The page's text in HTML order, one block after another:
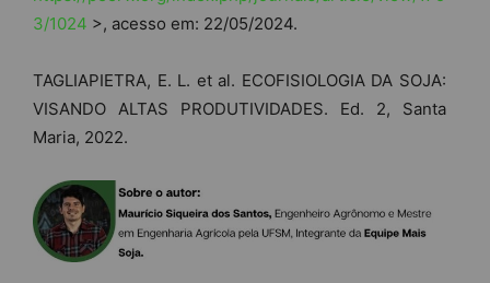
3/1024 >, acesso em: 22/05/2024.
TAGLIAPIETRA, E. L. et al. ECOFISIOLOGIA DA SOJA:
VISANDO ALTAS PRODUTIVIDADES. Ed. 2, Santa
Maria, 2022.